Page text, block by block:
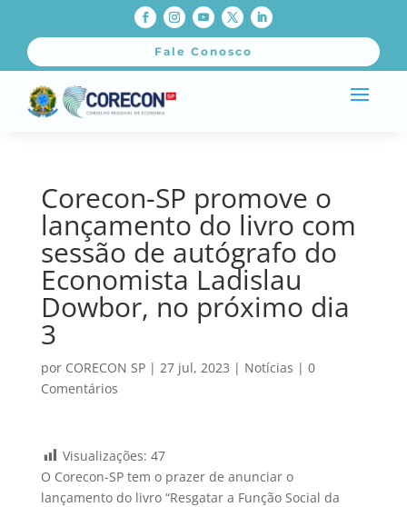
Fale Conosco
Corecon-SP promove o
lançamento do livro com
sessão de autógrafo do
Economista Ladislau
Dowbor, no próximo dia
3
por CORECON SP| 27 jul, 2023 | Notícias | 0
Comentários
Visualizações: 47
O Corecon-SP tem o prazer de anunciar o
lançamento do livro “Resgatar a Função Social da